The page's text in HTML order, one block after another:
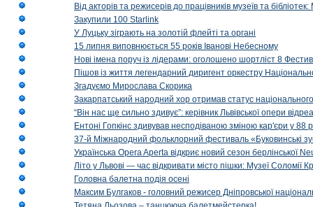
Від акторів та режисерів до працівників музеїв та
Закупили 100 Starlink
У Луцьку зіграють на золотій флейті та органі
15 липня виповнюється 55 років Іванові Небесному
Нові імена поруч із лідерами: оголошено шортліст 8
Пішов із життя легендарний диригент оркестру
Згадуємо Мирослава Скорика
Закарпатський народний хор отримав статус національного
“Він нас ще сильно здивує”: керівник Львівської опери
Ентоні Гопкінс здивував несподіваною зміною кар'єри у 88
37-й Міжнародний фольклорний фестиваль «Буковинські
Українська Opera Aperta відкриє новий сезон берлінської
Літо у Львові — час відкривати місто пішки: Музеї Соломії
Головна балетна подія осені
Максим Булгаков - головний режисер Дніпровської